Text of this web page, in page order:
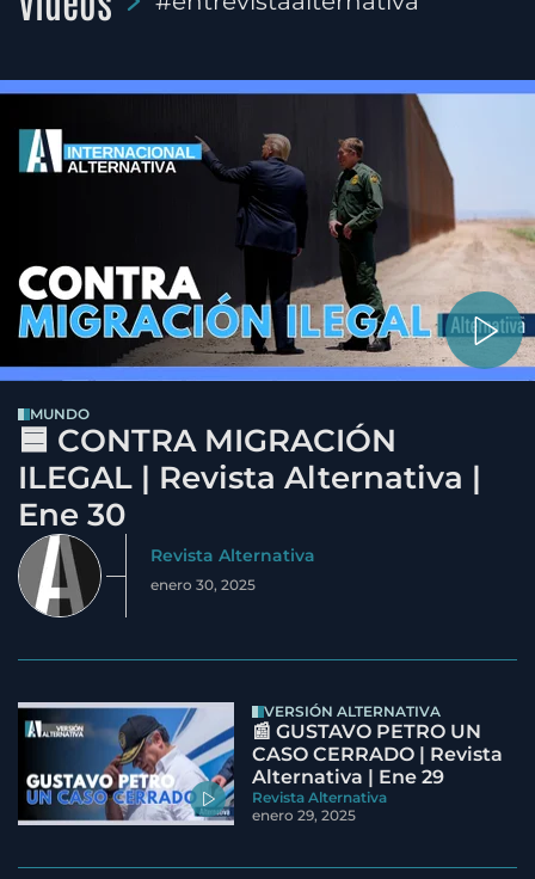
MUNDO
🟦 CONTRA MIGRACIÓN
ILEGAL | Revista Alternativa |
Ene 30
Revista Alternativa
enero 30, 2025
VERSIÓN ALTERNATIVA
📰 GUSTAVO PETRO UN
CASO CERRADO | Revista
Alternativa | Ene 29
Revista Alternativa
enero 29, 2025